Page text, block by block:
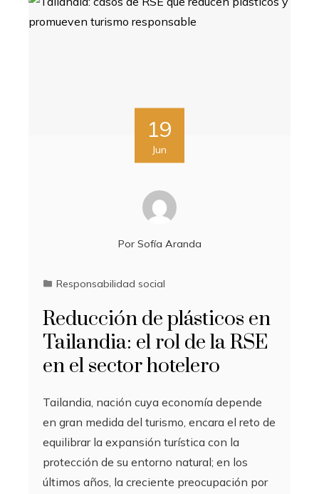
19
Jun
Por Sofía Aranda
Responsabilidad social
Reducción de plásticos en
Tailandia: el rol de la RSE
en el sector hotelero
Tailandia, nación cuya economía depende
en gran medida del turismo, encara el reto de
equilibrar la expansión turística con la
protección de su entorno natural; en los
últimos años, la creciente preocupación por